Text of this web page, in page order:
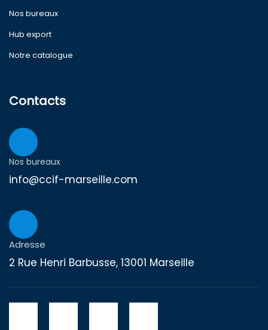
Nos bureaux
Hub export
Notre catalogue
Contacts
Nos bureaux
info@ccif-marseille.com
Adresse
2 Rue Henri Barbusse, 13001 Marseille